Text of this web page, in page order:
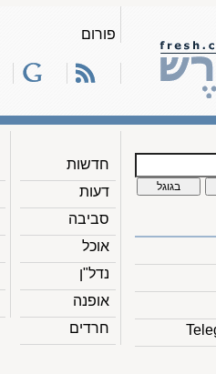
פורום
חדשות
דעות
סביבה
אוכל
נדל"ן
אופנה
חרדים